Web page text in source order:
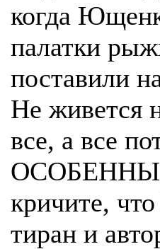
когда
палатки
поставили
Не живется
все, а все
кричите,
тиран и